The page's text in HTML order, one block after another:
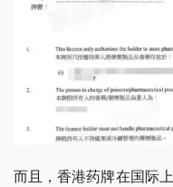
而且，香港药牌在国际